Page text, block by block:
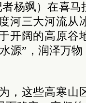
杨飒）在喜
河三大河流从
开阔的高原谷
源”，润泽万
，这些高寒山